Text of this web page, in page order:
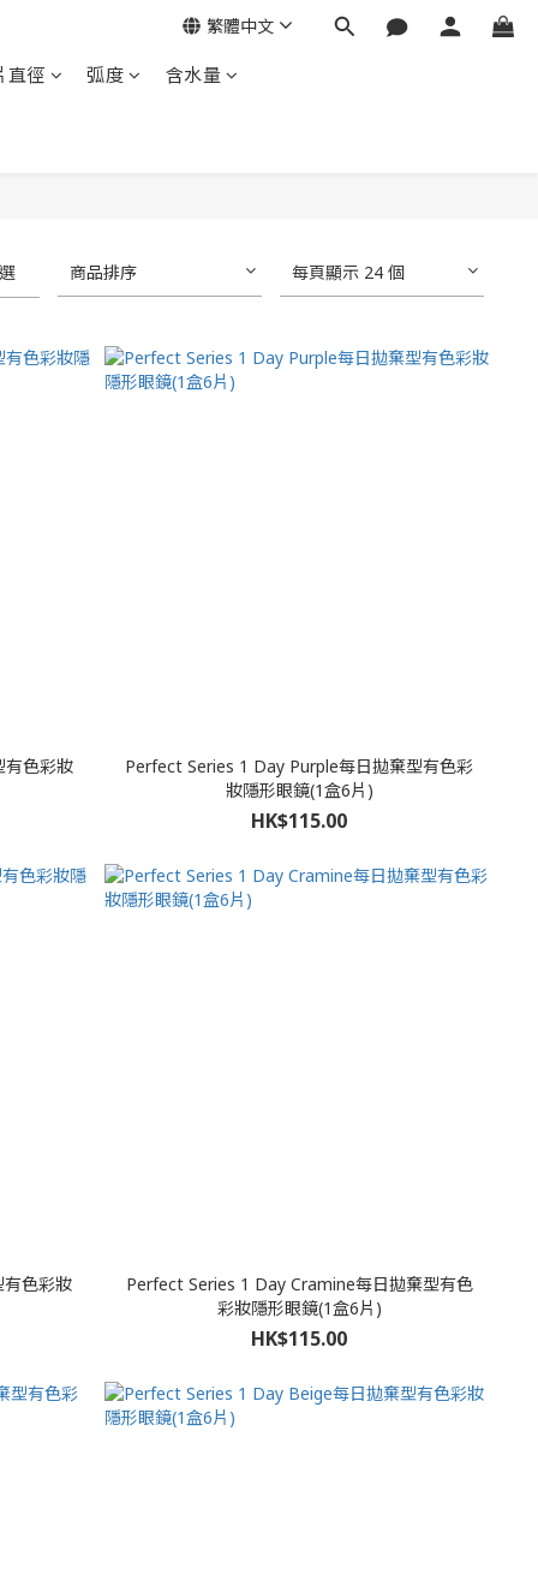
直徑 弧度 含水量
繁體中文
商品排序 每頁顯示 24 個
有色彩妝
Perfect Series 1 Day Purple每日拋棄型有色彩
妝隱形眼鏡(1盒6片)
HK$115.00
色彩妝
Perfect Series 1 Day Cramine每日拋棄型有色
彩妝隱形眼鏡(1盒6片)
HK$115.00